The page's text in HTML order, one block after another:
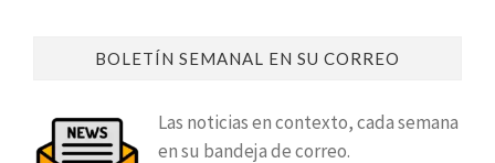
BOLETÍN SEMANAL EN SU CORREO
Las noticias en contexto, cada semana
en su bandeja de correo.